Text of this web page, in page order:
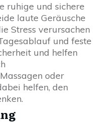
ruhige und sichere
laute Geräusche
Stress verursachen
und feste
und helfen
oder
helfen, den